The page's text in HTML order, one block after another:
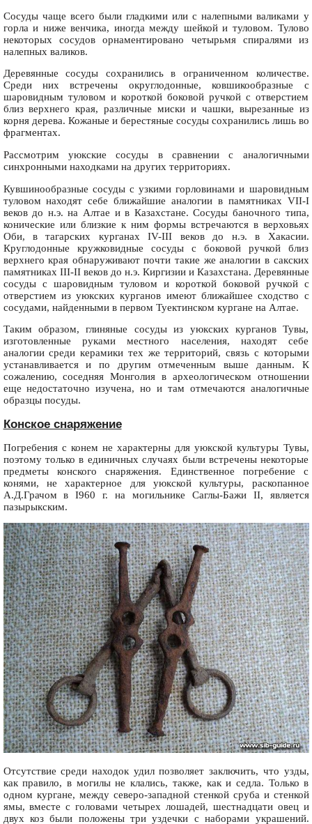
Сосуды чаще всего были гладкими или с налепными валиками у
горла и ниже венчика, иногда между шейкой и туловом. Тулово
некоторых сосудов орнаментировано четырьмя спиралями из
налепных валиков.
Деревянные сосуды сохранились в ограниченном количестве.
Среди них встречены округлодонные, ковшикообразные с
шаровидным туловом и короткой боковой ручкой с отверстием
близ верхнего края, различные миски и чашки, вырезанные из
корня дерева. Кожаные и берестяные сосуды сохранились лишь во
фрагментах.
Рассмотрим уюкские сосуды в сравнении с аналогичными
синхронными находками на других территориях.
Кувшинообразные сосуды с узкими горловинами и шаровидным
туловом находят себе ближайшие аналогии в памятниках VII-I
веков до н.э. на Алтае и в Казахстане. Сосуды баночного типа,
конические или близкие к ним формы встречаются в верховьях
Оби, в тагарских курганах IV-III веков до н.э. в Хакасии.
Круглодонные кружковидные сосуды с боковой ручкой близ
верхнего края обнаруживают почти такие же аналогии в сакских
памятниках III-II веков до н.э. Киргизии и Казахстана. Деревянные
сосуды с шаровидным туловом и короткой боковой ручкой с
отверстием из уюкских курганов имеют ближайшее сходство с
сосудами, найденными в первом Туектинском кургане на Алтае.
Таким образом, глиняные сосуды из уюкских курганов Тувы,
изготовленные руками местного населения, находят себе
аналогии среди керамики тех же территорий, связь с которыми
устанавливается и по другим отмеченным выше данным. К
сожалению, соседняя Монголия в археологическом отношении
еще недостаточно изучена, но и там отмечаются аналогичные
образцы посуды.
Конское снаряжение
Погребения с конем не характерны для уюкской культуры Тувы,
поэтому только в единичных случаях были встречены некоторые
предметы конского снаряжения. Единственное погребение с
конями, не характерное для уюкской культуры, раскопанное
А.Д.Грачом в I960 г. на могильнике Саглы-Бажи II, является
пазырыкским.
Отсутствие среди находок удил позволяет заключить, что узды,
как правило, в могилы не клались, также, как и седла. Только в
одном кургане, между северо-западной стенкой сруба и стенкой
ямы, вместе с головами четырех лошадей, шестнадцати овец и
двух коз были положены три уздечки с наборами украшений.